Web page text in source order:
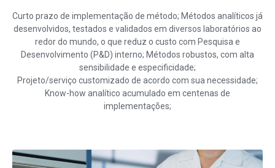
Curto prazo de implementação de método; Métodos analíticos já
desenvolvidos, testados e validados em diversos laboratórios ao
redor do mundo, o que reduz o custo com Pesquisa e
Desenvolvimento (P&D) interno; Métodos robustos, com alta
sensibilidade e especificidade;
Projeto/serviço customizado de acordo com sua necessidade;
Know-how analítico acumulado em centenas de
implementações;